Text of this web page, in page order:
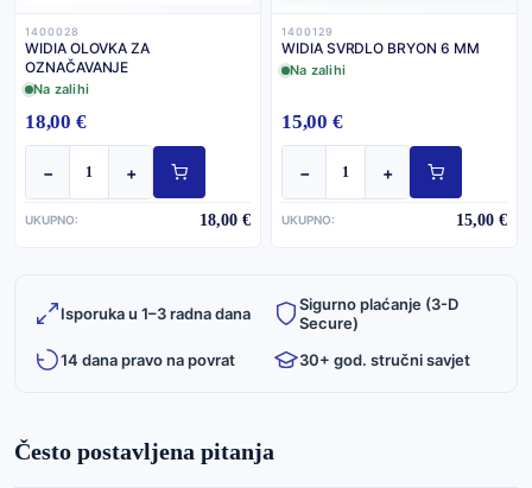
1400028
WIDIA OLOVKA ZA
OZNAČAVANJE
Na zalihi
18,00 €
− +
UKUPNO: 18,00 €
1400129
WIDIA SVRDLO BRYON 6 MM
Na zalihi
15,00 €
− +
UKUPNO: 15,00 €
Isporuka u 1–3 radna dana
Sigurno plaćanje (3-D
Secure)
14 dana pravo na povrat
30+ god. stručni savjet
Često postavljena pitanja